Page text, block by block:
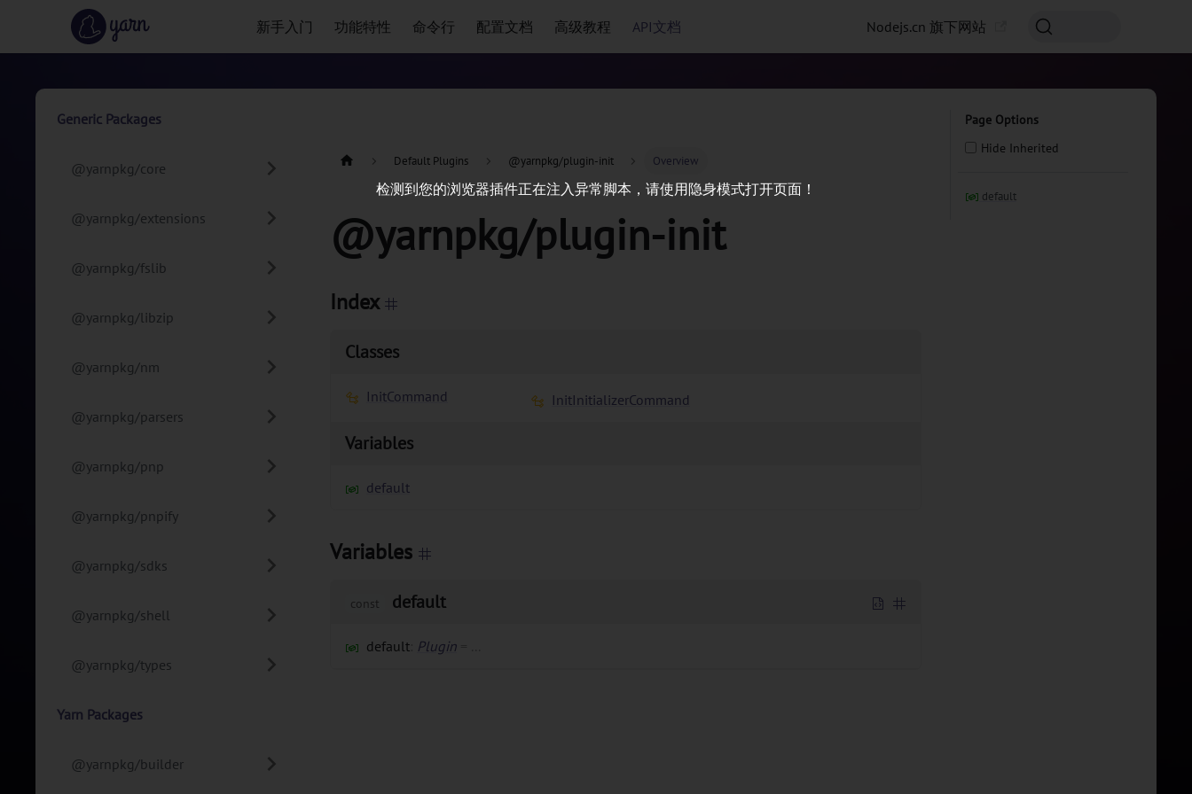
新手入门 功能特性 命令行 配置文档 高级教程 API文档 Nodejs.cn 旗下网站
Generic Packages
@yarnpkg/core
@yarnpkg/extensions
@yarnpkg/fslib
@yarnpkg/libzip
@yarnpkg/nm
@yarnpkg/parsers
@yarnpkg/pnp
@yarnpkg/pnpify
@yarnpkg/sdks
@yarnpkg/shell
@yarnpkg/types
Yarn Packages
@yarnpkg/builder
Default Plugins @yarnpkg/plugin-init Overview
@yarnpkg/plugin-init
Index
Classes
InitCommand InitInitializerCommand
Variables
default
Variables
const default
default Plugin
Page Options
Hide Inherited
default
检测到您的浏览器插件正在注入异常脚本，请使用隐身模式打开页面！